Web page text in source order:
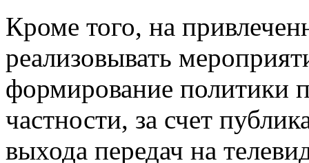
Кроме того, на
реализовывать
формирование политики
частности, за счет
выхода передач на